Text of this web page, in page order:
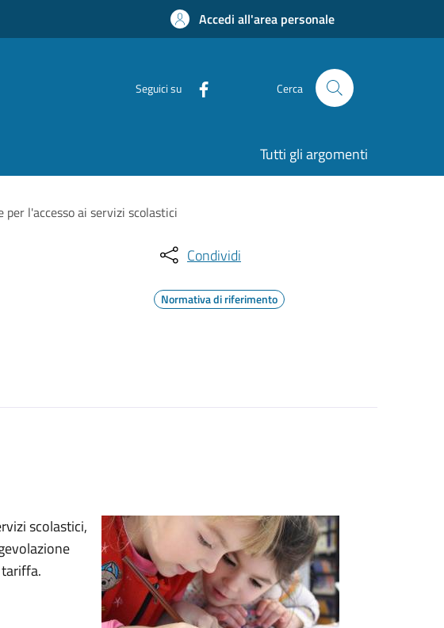
Accedi all'area personale
Seguici su Cerca
Tutti gli argomenti
per l'accesso ai servizi scolastici
Condividi
Normativa di riferimento
scolastici,